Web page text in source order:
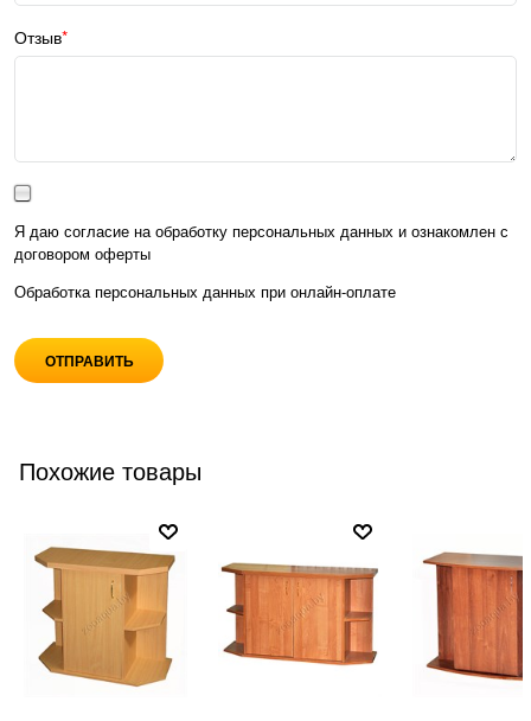
Отзыв
Я даю согласие на обработку персональных данных и ознакомлен с
договором оферты
Обработка персональных данных при онлайн-оплате
Похожие товары